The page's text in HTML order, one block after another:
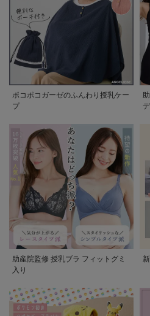
ポコポコガーゼのふんわり授乳ケー
プ
助産院監修 授乳ブラ フィットグミ
入り